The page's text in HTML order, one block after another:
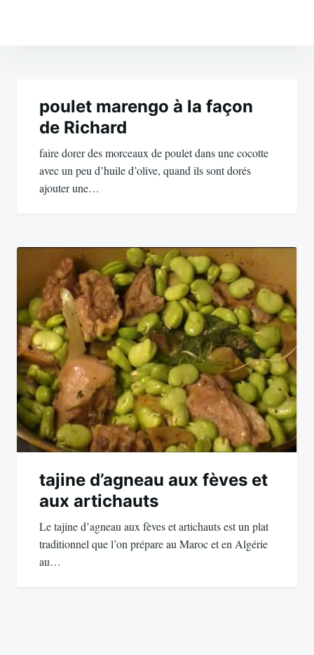
l’article
poulet marengo à la façon
de Richard
faire dorer des morceaux de poulet dans une cocotte
avec un peu d’huile d’olive, quand ils sont dorés
ajouter une…
tajine d’agneau aux fèves et
aux artichauts
Le tajine d’agneau aux fèves et artichauts est un plat
traditionnel que l’on prépare au Maroc et en Algérie
au…